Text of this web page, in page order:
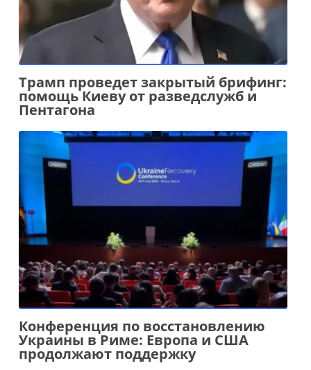
Трамп проведет закрытый брифинг:
помощь Киеву от разведслужб и
Пентагона
Конференция по восстановлению
Украины в Риме: Европа и США
продолжают поддержку